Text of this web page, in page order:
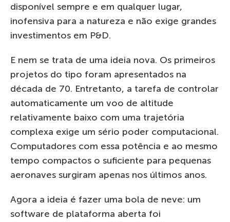
disponível sempre e em qualquer lugar,
inofensiva para a natureza e não exige grandes
investimentos em P&D.
E nem se trata de uma ideia nova. Os primeiros
projetos do tipo foram apresentados na
década de 70. Entretanto, a tarefa de controlar
automaticamente um voo de altitude
relativamente baixo com uma trajetória
complexa exige um sério poder computacional.
Computadores com essa potência e ao mesmo
tempo compactos o suficiente para pequenas
aeronaves surgiram apenas nos últimos anos.
Agora a ideia é fazer uma bola de neve: um
software de plataforma aberta foi